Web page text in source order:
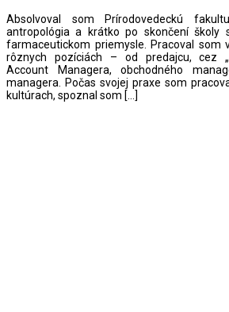
Absolvoval som Prírodovedeckú
antropológia a krátko po skončení školy
farmaceutickom priemysle. Pracoval som
rôznych pozíciách – od predajcu, cez
Account Managera, obchodného
managera. Počas svojej praxe som
kultúrach, spoznal som […]